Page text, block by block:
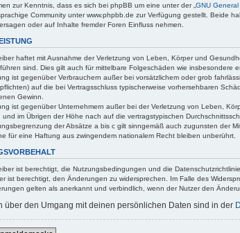
zur Kenntnis, dass es sich bei phpBB um eine unter der „ GNU
Community unter www.phpbb.de zur Verfügung gestellt. Beide
oder auf Inhalte fremder Foren Einfluss nehmen.
haftet mit Ausnahme der Verletzung von Leben, Körper und
sind. Dies gilt auch für mittelbare Folgeschäden wie insbesondere
ist gegenüber Verbrauchern außer bei vorsätzlichem oder grob
auf die bei Vertragsschluss typischerweise vorhersehbaren
Gewinn.
ist gegenüber Unternehmern außer bei der Verletzung von Leben,
und im Übrigen der Höhe nach auf die vertragstypischen
der Absätze a bis c gilt sinngemäß auch zugunsten der
für eine Haftung aus zwingendem nationalem Recht bleiben unberührt.
ist berechtigt, die Nutzungsbedingungen und die
ist berechtigt, den Änderungen zu widersprechen. Im Falle des
gelten als anerkannt und verbindlich, wenn der Nutzer den
über den Umgang mit deinen persönlichen Daten sind in der